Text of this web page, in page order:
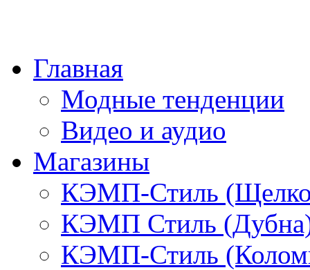
Главная
Модные тенденции
Видео и аудио
Магазины
КЭМП-Стиль
КЭМП Стиль
КЭМП-Стиль